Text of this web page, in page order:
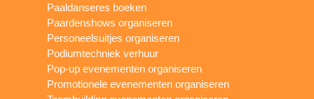
Paaldanseres boeken
Paardenshows organiseren
Personeelsuitjes organiseren
Podiumtechniek verhuur
Pop-up evenementen organiseren
Promotionele evenementen organiseren